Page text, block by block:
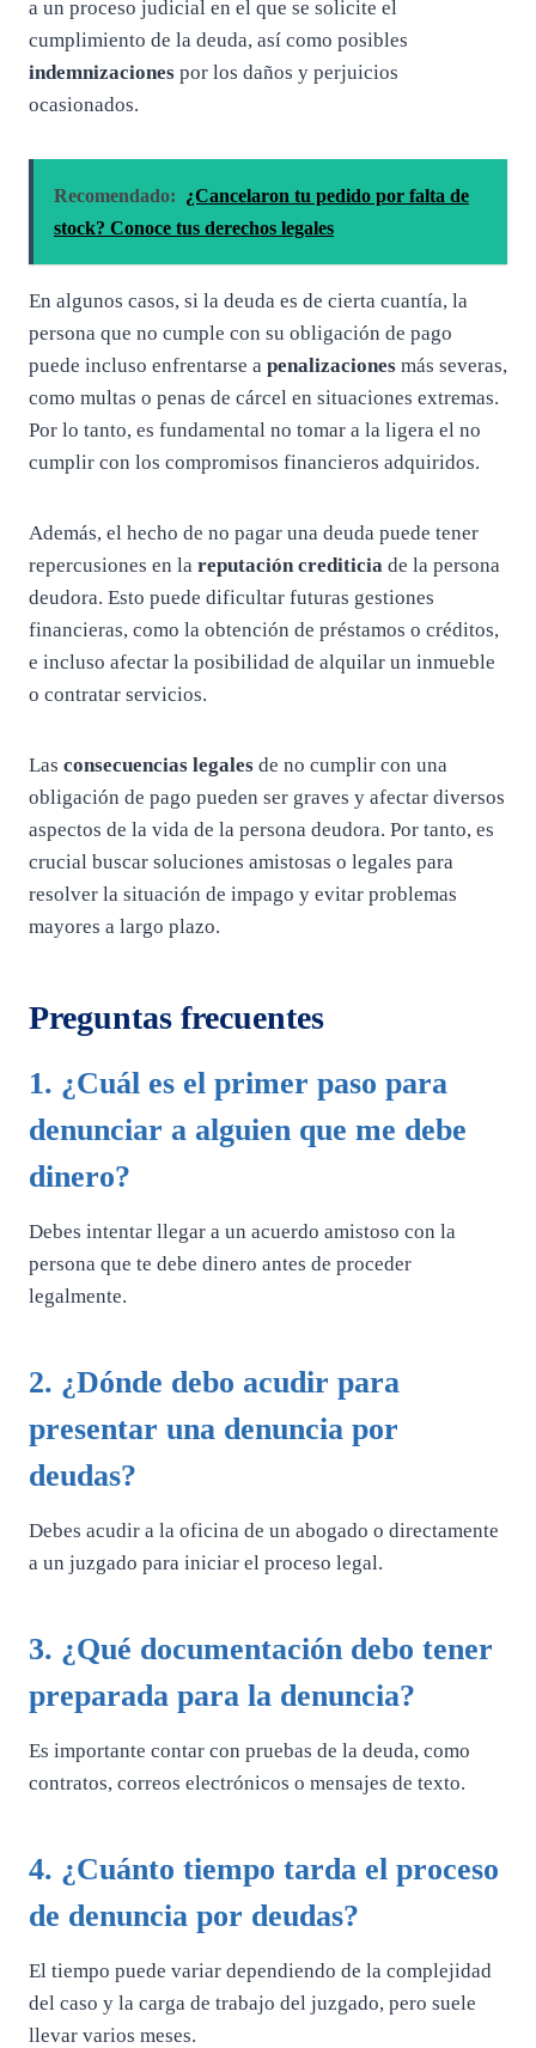
a un proceso judicial en el que se solicite el
cumplimiento de la deuda, así como posibles
indemnizaciones por los daños y perjuicios
ocasionados.
Recomendado: ¿Cancelaron tu pedido por falta de
stock? Conoce tus derechos legales
En algunos casos, si la deuda es de cierta cuantía, la
persona que no cumple con su obligación de pago
puede incluso enfrentarse a penalizaciones más severas,
como multas o penas de cárcel en situaciones extremas.
Por lo tanto, es fundamental no tomar a la ligera el no
cumplir con los compromisos financieros adquiridos.
Además, el hecho de no pagar una deuda puede tener
repercusiones en la reputación crediticia de la persona
deudora. Esto puede dificultar futuras gestiones
financieras, como la obtención de préstamos o créditos,
e incluso afectar la posibilidad de alquilar un inmueble
o contratar servicios.
Las consecuencias legales de no cumplir con una
obligación de pago pueden ser graves y afectar diversos
aspectos de la vida de la persona deudora. Por tanto, es
crucial buscar soluciones amistosas o legales para
resolver la situación de impago y evitar problemas
mayores a largo plazo.
Preguntas frecuentes
1. ¿Cuál es el primer paso para
denunciar a alguien que me debe
dinero?
Debes intentar llegar a un acuerdo amistoso con la
persona que te debe dinero antes de proceder
legalmente.
2. ¿Dónde debo acudir para
presentar una denuncia por
deudas?
Debes acudir a la oficina de un abogado o directamente
a un juzgado para iniciar el proceso legal.
3. ¿Qué documentación debo tener
preparada para la denuncia?
Es importante contar con pruebas de la deuda, como
contratos, correos electrónicos o mensajes de texto.
4. ¿Cuánto tiempo tarda el proceso
de denuncia por deudas?
El tiempo puede variar dependiendo de la complejidad
del caso y la carga de trabajo del juzgado, pero suele
llevar varios meses.